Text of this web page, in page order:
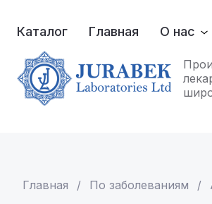
Каталог Главная О нас
Главная / По заболеваниям /